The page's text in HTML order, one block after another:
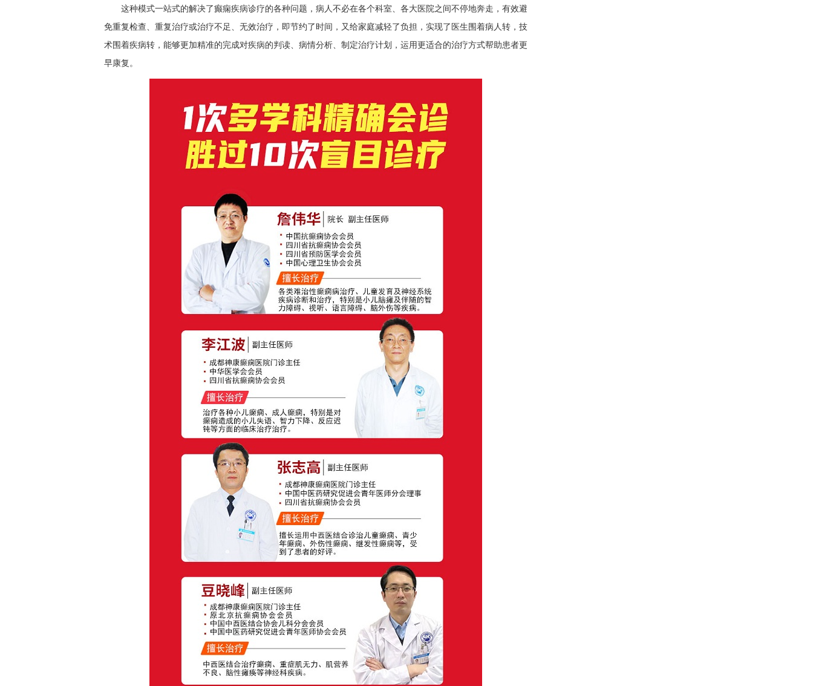
这种模式一站式的解决了癫痫疾病诊疗的各种问题，病人不必在各个科室、各大医院之间不停地奔走，有效避
免重复检查、重复治疗或治疗不足、无效治疗，即节约了时间，又给家庭减轻了负担，实现了医生围着病人转，技
术围着疾病转，能够更加精准的完成对疾病的判读、病情分析、制定治疗计划，运用更适合的治疗方式帮助患者更
早康复。